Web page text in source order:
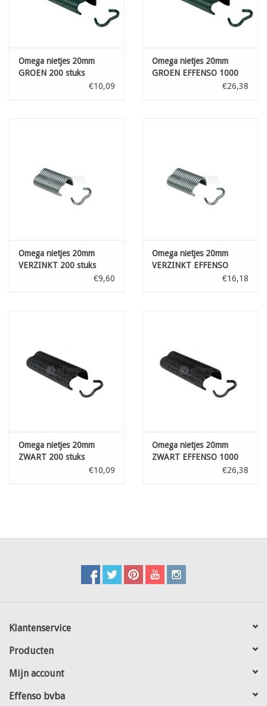
Omega nietjes 20mm
GROEN 200 stuks
€10,09
Omega nietjes 20mm
GROEN EFFENSO 1000
€26,38
Omega nietjes 20mm
VERZINKT 200 stuks
€9,60
Omega nietjes 20mm
VERZINKT EFFENSO
€16,18
Omega nietjes 20mm
ZWART 200 stuks
€10,09
Omega nietjes 20mm
ZWART EFFENSO 1000
€26,38
Klantenservice
Producten
Mijn account
Effenso bvba